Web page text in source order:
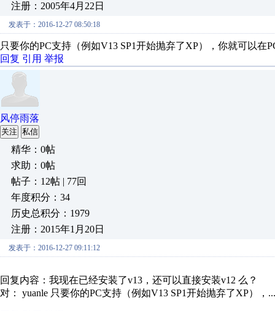
注册：2005年4月22日
发表于：2016-12-27 08:50:18
只要你的PC支持（例如V13 SP1开始抛弃了XP），你就可以在
回复 引用 举报
风停雨落
关注 私信
精华：0帖
求助：0帖
帖子：12帖 | 77回
年度积分：34
历史总积分：1979
注册：2015年1月20日
发表于：2016-12-27 09:11:12
回复内容：我现在已经安装了v13，还可以直接安装v12 么？
对： yuanle 只要你的PC支持（例如V13 SP1开始抛弃了XP），